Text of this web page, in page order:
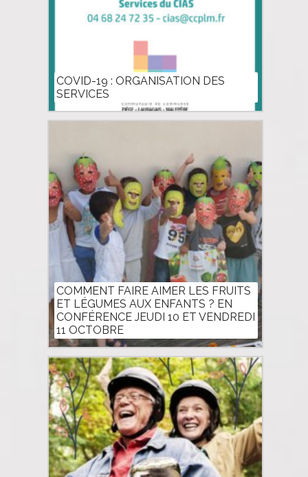
COVID-19 : ORGANISATION DES
SERVICES
COMMENT FAIRE AIMER LES FRUITS
ET LÉGUMES AUX ENFANTS ? EN
CONFÉRENCE JEUDI 10 ET VENDREDI
11 OCTOBRE